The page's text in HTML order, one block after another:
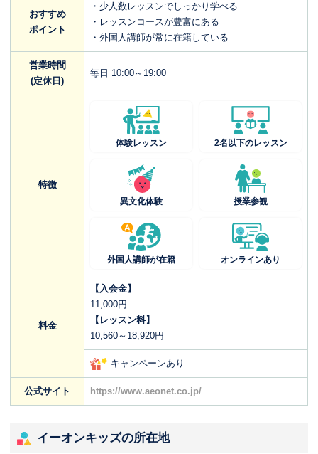
おすすめ
ポイント
・少人数レッスンでしっかり学べる
・レッスンコースが豊富にある
・外国人講師が常に在籍している
営業時間
(定休日)
毎日 10:00～19:00
特徴
体験レッスン 2名以下のレッスン
異文化体験 授業参観
外国人講師が在籍 オンラインあり
料金
【入会金】
11,000円
【レッスン料】
10,560～18,920円
キャンペーンあり
公式サイト https://www.aeonet.co.jp/
イーオンキッズの所在地